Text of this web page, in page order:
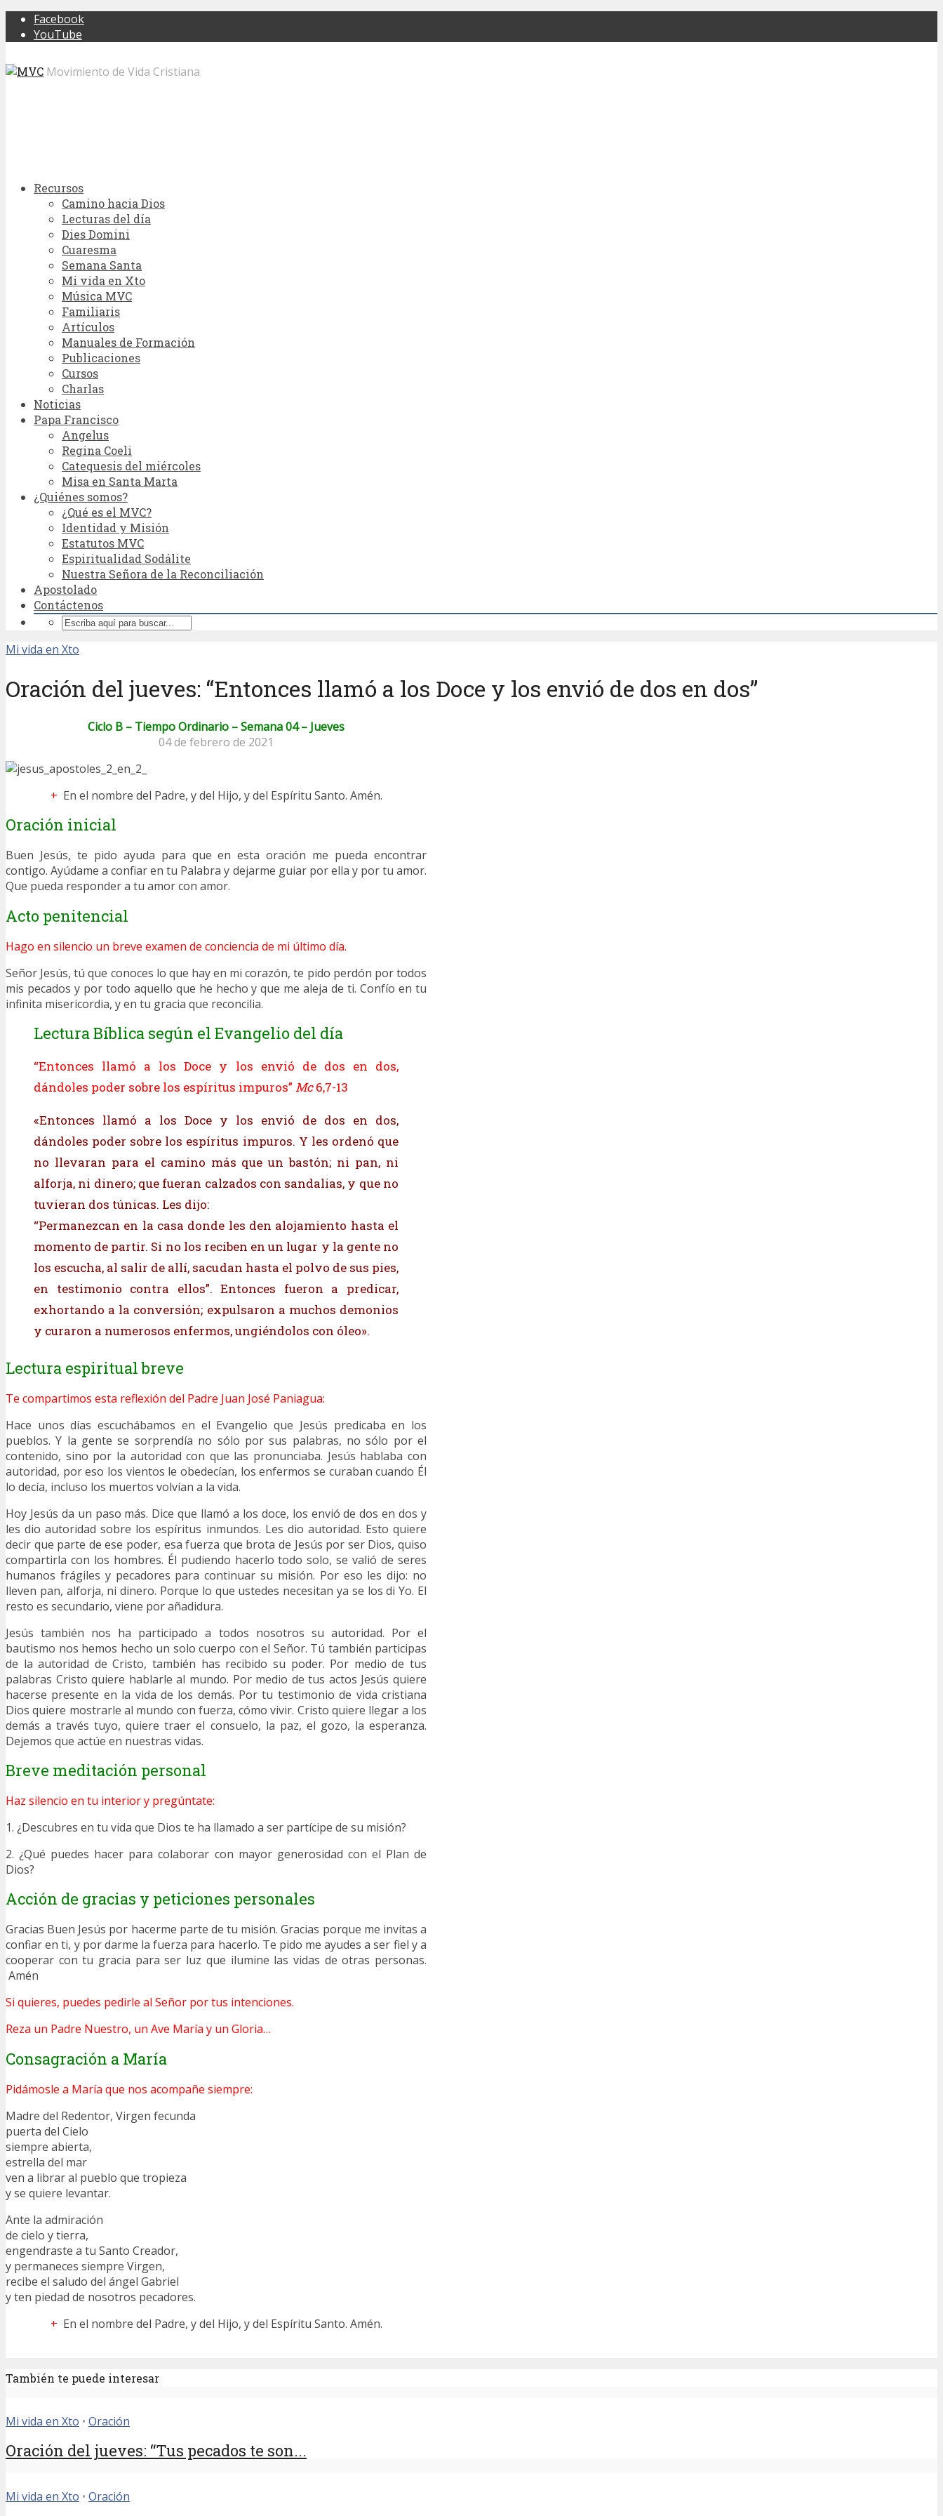
Facebook
YouTube
Movimiento de Vida Cristiana
Recursos
Camino hacia Dios
Lecturas del día
Dies Domini
Cuaresma
Semana Santa
Mi vida en Xto
Música MVC
Familiaris
Artículos
Manuales de Formación
Publicaciones
Cursos
Charlas
Noticias
Papa Francisco
Angelus
Regina Coeli
Catequesis del miércoles
Misa en Santa Marta
¿Quiénes somos?
¿Qué es el MVC?
Identidad y Misión
Estatutos MVC
Espiritualidad Sodálite
Nuestra Señora de la Reconciliación
Apostolado
Contáctenos
Mi vida en Xto
Oración del jueves: “Entonces llamó a los Doce y los envió de dos en dos”
Ciclo B – Tiempo Ordinario – Semana 04 – Jueves
04 de febrero de 2021
+ En el nombre del Padre, y del Hijo, y del Espíritu Santo. Amén.
Oración inicial
Buen Jesús, te pido ayuda para que en esta oración me pueda encontrar
contigo. Ayúdame a confiar en tu Palabra y dejarme guiar por ella y por tu amor.
Que pueda responder a tu amor con amor.
Acto penitencial
Hago en silencio un breve examen de conciencia de mi último día.
Señor Jesús, tú que conoces lo que hay en mi corazón, te pido perdón por todos
mis pecados y por todo aquello que he hecho y que me aleja de ti. Confío en tu
infinita misericordia, y en tu gracia que reconcilia.
Lectura Bíblica según el Evangelio del día
“Entonces llamó a los Doce y los envió de dos en dos,
dándoles poder sobre los espíritus impuros” Mc6,7-13
«Entonces llamó a los Doce y los envió de dos en dos,
dándoles poder sobre los espíritus impuros. Y les ordenó que
no llevaran para el camino más que un bastón; ni pan, ni
alforja, ni dinero; que fueran calzados con sandalias, y que no
tuvieran dos túnicas. Les dijo:
“Permanezcan en la casa donde les den alojamiento hasta el
momento de partir. Si no los reciben en un lugar y la gente no
los escucha, al salir de allí, sacudan hasta el polvo de sus pies,
en testimonio contra ellos”. Entonces fueron a predicar,
exhortando a la conversión; expulsaron a muchos demonios
y curaron a numerosos enfermos, ungiéndolos con óleo».
Lectura espiritual breve
Te compartimos esta reflexión del Padre Juan José Paniagua:
Hace unos días escuchábamos en el Evangelio que Jesús predicaba en los
pueblos. Y la gente se sorprendía no sólo por sus palabras, no sólo por el
contenido, sino por la autoridad con que las pronunciaba. Jesús hablaba con
autoridad, por eso los vientos le obedecían, los enfermos se curaban cuando Él
lo decía, incluso los muertos volvían a la vida.
Hoy Jesús da un paso más. Dice que llamó a los doce, los envió de dos en dos y
les dio autoridad sobre los espíritus inmundos. Les dio autoridad. Esto quiere
decir que parte de ese poder, esa fuerza que brota de Jesús por ser Dios, quiso
compartirla con los hombres. Él pudiendo hacerlo todo solo, se valió de seres
humanos frágiles y pecadores para continuar su misión. Por eso les dijo: no
lleven pan, alforja, ni dinero. Porque lo que ustedes necesitan ya se los di Yo. El
resto es secundario, viene por añadidura.
Jesús también nos ha participado a todos nosotros su autoridad. Por el
bautismo nos hemos hecho un solo cuerpo con el Señor. Tú también participas
de la autoridad de Cristo, también has recibido su poder. Por medio de tus
palabras Cristo quiere hablarle al mundo. Por medio de tus actos Jesús quiere
hacerse presente en la vida de los demás. Por tu testimonio de vida cristiana
Dios quiere mostrarle al mundo con fuerza, cómo vivir. Cristo quiere llegar a los
demás a través tuyo, quiere traer el consuelo, la paz, el gozo, la esperanza.
Dejemos que actúe en nuestras vidas.
Breve meditación personal
Haz silencio en tu interior y pregúntate:
1. ¿Descubres en tu vida que Dios te ha llamado a ser partícipe de su misión?
2. ¿Qué puedes hacer para colaborar con mayor generosidad con el Plan de
Dios?
Acción de gracias y peticiones personales
Gracias Buen Jesús por hacerme parte de tu misión. Gracias porque me invitas a
confiar en ti, y por darme la fuerza para hacerlo. Te pido me ayudes a ser fiel y a
cooperar con tu gracia para ser luz que ilumine las vidas de otras personas.
Amén
Si quieres, puedes pedirle al Señor por tus intenciones.
Reza un Padre Nuestro, un Ave María y un Gloria…
Consagración a María
Pidámosle a María que nos acompañe siempre:
Madre del Redentor, Virgen fecunda
puerta del Cielo
siempre abierta,
estrella del mar
ven a librar al pueblo que tropieza
y se quiere levantar.
Ante la admiración
de cielo y tierra,
engendraste a tu Santo Creador,
y permaneces siempre Virgen,
recibe el saludo del ángel Gabriel
y ten piedad de nosotros pecadores.
+ En el nombre del Padre, y del Hijo, y del Espíritu Santo. Amén.
También te puede interesar
Mi vida en Xto • Oración
Oración del jueves: “Tus pecados te son...
Mi vida en Xto • Oración